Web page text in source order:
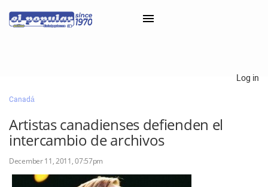
Classifieds
Categorías
Log in
Canadá
Artistas canadienses defienden el
intercambio de archivos
December 11, 2011, 07:57pm